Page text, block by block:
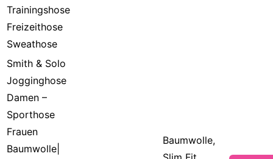
Trainingshose
Freizeithose
Sweathose
Smith & Solo
Jogginghose
Damen –
Sporthose
Frauen
Baumwolle|
Baumwolle,